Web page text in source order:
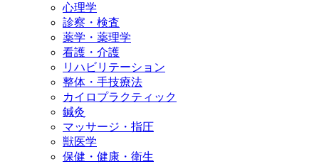
心理学
診察・検査
薬学・薬理学
看護・介護
リハビリテーション
整体・手技療法
カイロプラクティック
鍼灸
マッサージ・指圧
獣医学
保健・健康・衛生